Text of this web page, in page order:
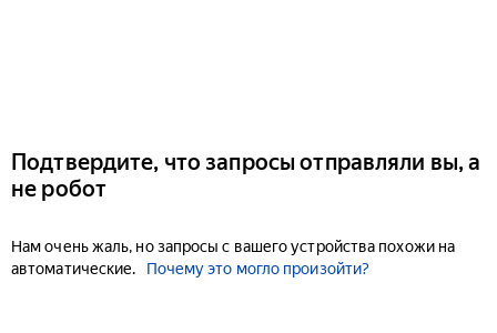
Подтвердите, что запросы отправляли вы, а
не робот
Нам очень жаль, но запросы с вашего устройства похожи на
автоматические.
Почему это могло произойти?